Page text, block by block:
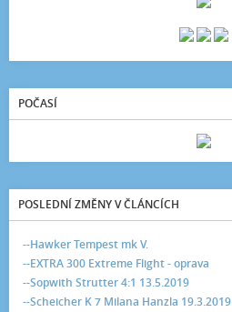
POČASÍ
POSLEDNÍ ZMĚNY V ČLÁNCÍCH
--Hawker Tempest mk V.
--EXTRA 300 Extreme Flight - oprava
--Sopwith Strutter 4:1 13.5.2019
--Scheicher K 7 Milana Hanzla 19.3.2019